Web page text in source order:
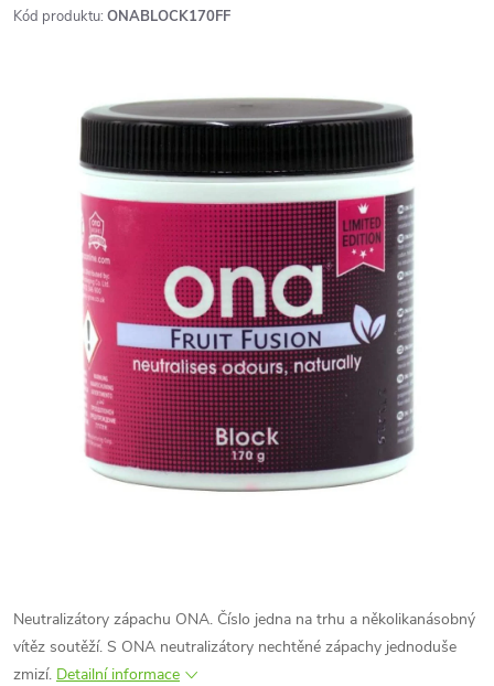
Kód produktu: ONABLOCK170FF
Neutralizátory zápachu ONA. Číslo jedna na trhu a několikanásobný
vítěz soutěží. S ONA neutralizátory nechtěné zápachy jednoduše
zmizí. Detailní informace